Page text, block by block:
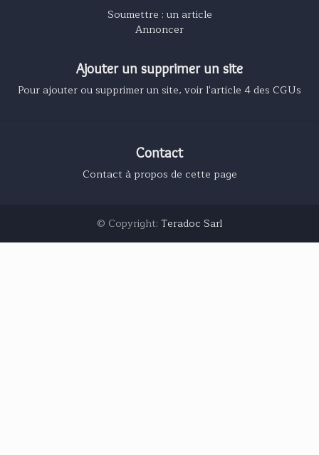
Soumettre : un article
Annoncer
Ajouter un supprimer un site
Pour ajouter ou supprimer un site, voir l'article 4 des CGUs
Contact
Contact à propos de cette page
© Copyright: Teradoc Sarl